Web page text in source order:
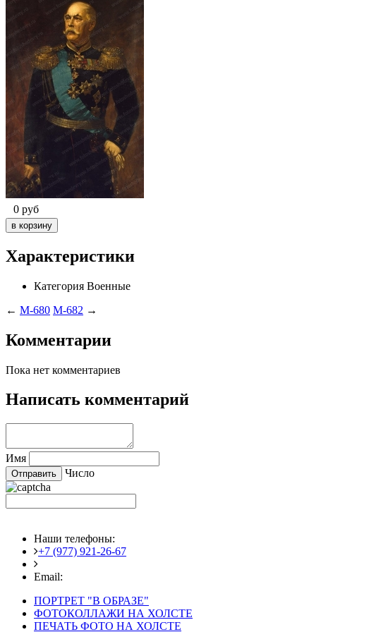
0 руб
Характеристики
Категория Военные
← M-680 M-682 →
Комментарии
Пока нет комментариев
Написать комментарий
Имя
Число
Наши телефоны:
+7 (977) 921-26-67
Email:
ПОРТРЕТ "В ОБРАЗЕ"
ФОТОКОЛЛАЖИ НА ХОЛСТЕ
ПЕЧАТЬ ФОТО НА ХОЛСТЕ